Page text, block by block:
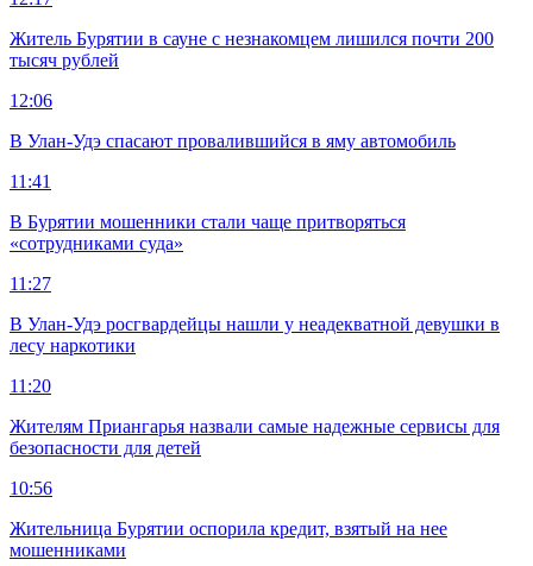
Житель Бурятии в сауне с незнакомцем лишился почти 200
тысяч рублей
12:06
В Улан-Удэ спасают провалившийся в яму автомобиль
11:41
В Бурятии мошенники стали чаще притворяться
«сотрудниками суда»
11:27
В Улан-Удэ росгвардейцы нашли у неадекватной девушки в
лесу наркотики
11:20
Жителям Приангарья назвали самые надежные сервисы для
безопасности для детей
10:56
Жительница Бурятии оспорила кредит, взятый на нее
мошенниками